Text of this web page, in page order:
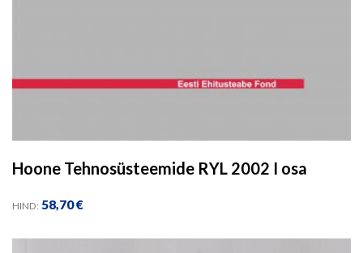
Hoone Tehnosüsteemide RYL 2002 I osa
HIND: 58,70€